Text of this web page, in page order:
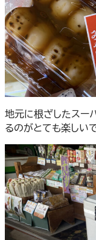
地元に根ざしたスー
るのがとても楽しい